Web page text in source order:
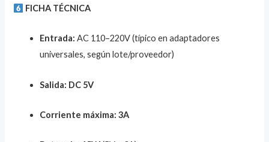
FICHA TÉCNICA
Entrada: AC 110–220V (típico en adaptadores
universales, según lote/proveedor)
Salida: DC 5V
Corriente máxima: 3A